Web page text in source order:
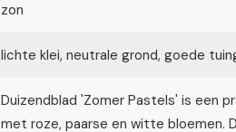
zon
lichte klei, neutrale grond, goede
Duizendblad 'Zomer Pastels' is een
met roze, paarse en witte bloemen.